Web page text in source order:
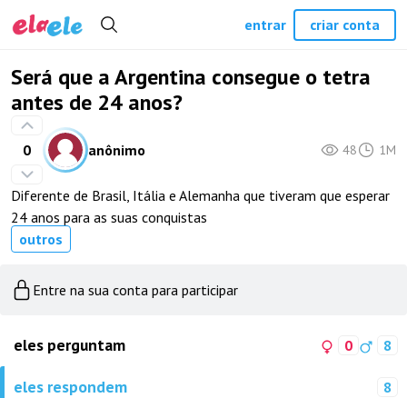
Será que a Argentina consegue o tetra
antes de 24 anos?
0 anônimo 48 1M
Diferente de Brasil, Itália e Alemanha que tiveram que esperar
24 anos para as suas conquistas
outros
Entre na sua conta para participar
eles perguntam 0 8
eles respondem 8
entrar criar conta